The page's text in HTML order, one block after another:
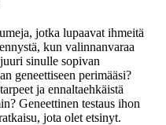
jotka lupaavat ihmeitä
kun valinnanvaraa
sinulle sopivan
geneettiseen perimääsi?
ja ennaltaehkäistä
Geneettinen testaus ihon
jota olet etsinyt.